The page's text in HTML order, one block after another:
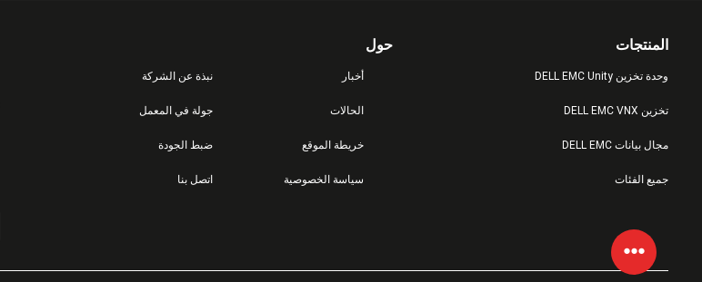
حول
نبذة عن الشركة
جولة في المعمل
ضبط الجودة
اتصل بنا
أخبار
الحالات
خريطة الموقع
سياسة الخصوصية
المنتجات
وحدة تخزين DELL EMC Unity
تخزين DELL EMC VNX
مجال بيانات DELL EMC
جميع الفئات